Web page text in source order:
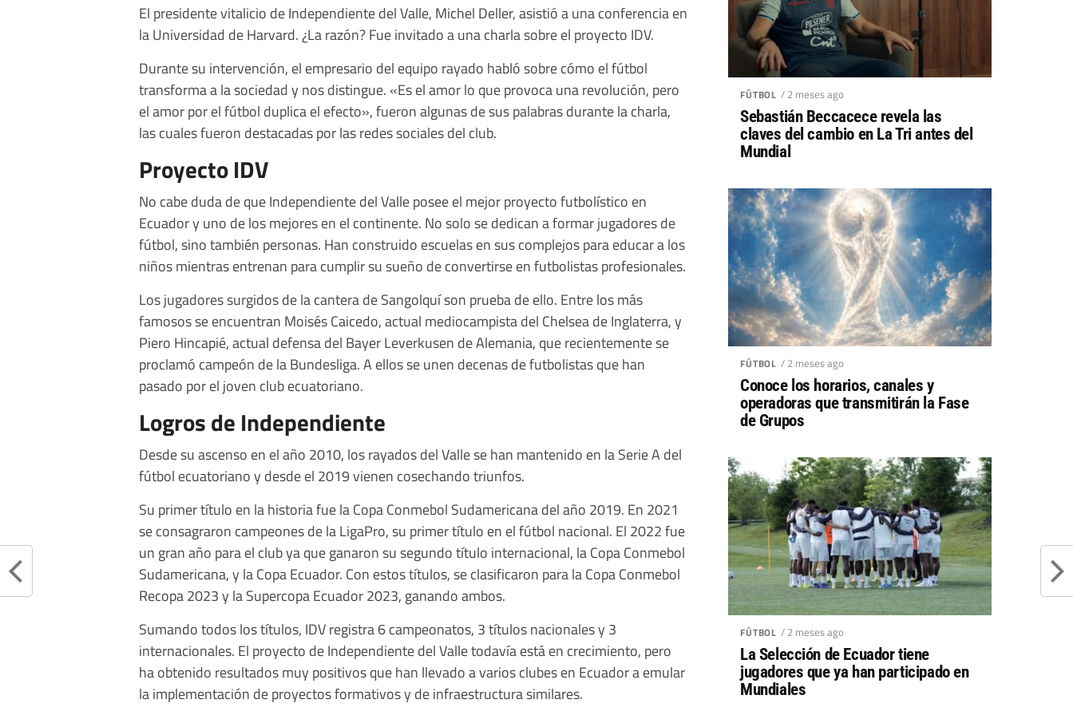
El presidente vitalicio de Independiente del Valle, Michel Deller, asistió a una conferencia en
la Universidad de Harvard. ¿La razón? Fue invitado a una charla sobre el proyecto IDV.
Durante su intervención, el empresario del equipo rayado habló sobre cómo el fútbol
transforma a la sociedad y nos distingue. «Es el amor lo que provoca una revolución, pero
el amor por el fútbol duplica el efecto», fueron algunas de sus palabras durante la charla,
las cuales fueron destacadas por las redes sociales del club.
Proyecto IDV
No cabe duda de que Independiente del Valle posee el mejor proyecto futbolístico en
Ecuador y uno de los mejores en el continente. No solo se dedican a formar jugadores de
fútbol, sino también personas. Han construido escuelas en sus complejos para educar a los
niños mientras entrenan para cumplir su sueño de convertirse en futbolistas profesionales.
Los jugadores surgidos de la cantera de Sangolquí son prueba de ello. Entre los más
famosos se encuentran Moisés Caicedo, actual mediocampista del Chelsea de Inglaterra, y
Piero Hincapié, actual defensa del Bayer Leverkusen de Alemania, que recientemente se
proclamó campeón de la Bundesliga. A ellos se unen decenas de futbolistas que han
pasado por el joven club ecuatoriano.
Logros de Independiente
Desde su ascenso en el año 2010, los rayados del Valle se han mantenido en la Serie A del
fútbol ecuatoriano y desde el 2019 vienen cosechando triunfos.
Su primer título en la historia fue la Copa Conmebol Sudamericana del año 2019. En 2021
se consagraron campeones de la LigaPro, su primer título en el fútbol nacional. El 2022 fue
un gran año para el club ya que ganaron su segundo título internacional, la Copa Conmebol
Sudamericana, y la Copa Ecuador. Con estos títulos, se clasificaron para la Copa Conmebol
Recopa 2023 y la Supercopa Ecuador 2023, ganando ambos.
Sumando todos los títulos, IDV registra 6 campeonatos, 3 títulos nacionales y 3
internacionales. El proyecto de Independiente del Valle todavía está en crecimiento, pero
ha obtenido resultados muy positivos que han llevado a varios clubes en Ecuador a emular
la implementación de proyectos formativos y de infraestructura similares.
FÚTBOL / 2 meses ago
Sebastián Beccacece revela las
claves del cambio en La Tri antes del
Mundial
FÚTBOL / 2 meses ago
Conoce los horarios, canales y
operadoras que transmitirán la Fase
de Grupos
FÚTBOL / 2 meses ago
La Selección de Ecuador tiene
jugadores que ya han participado en
Mundiales